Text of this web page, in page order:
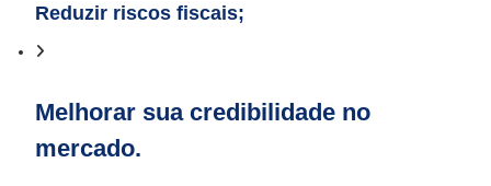
Reduzir riscos fiscais;
Melhorar sua credibilidade no
mercado.